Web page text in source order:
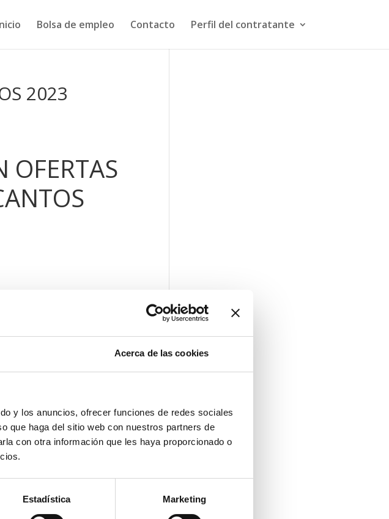
Acerca de las cookies
y los anuncios, ofrecer funciones de redes sociales
que haga del sitio web con nuestros partners de
con otra información que les haya proporcionado o
Estadística Marketing
Bolsa de empleo Contacto Perfil del contratante
2023
OFERTAS